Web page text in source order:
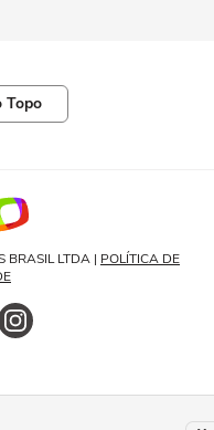
Topo
BRASIL LTDA | POLÍTICA DE